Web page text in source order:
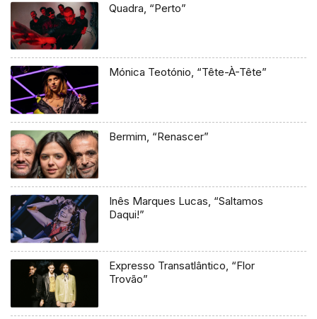
Quadra, “Perto”
Mónica Teotónio, “Tête-À-Tête”
Bermim, “Renascer”
Inês Marques Lucas, “Saltamos
Daqui!”
Expresso Transatlântico, “Flor
Trovão”